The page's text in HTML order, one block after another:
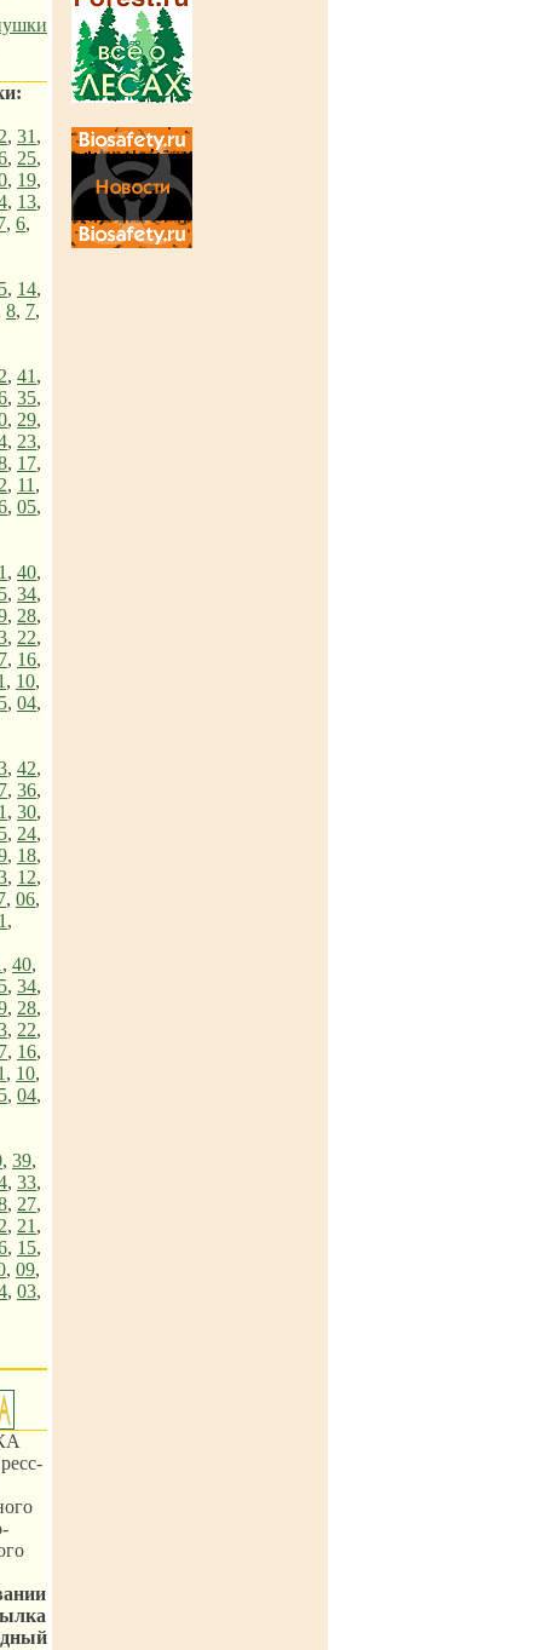
, 31 ,
, 25,
, 19,
, 13,
, 6,
, 14,
8, 7,
, 41 ,
, 35,
, 29,
, 23,
, 17,
, 11 ,
, 05,
, 40,
, 34,
, 28,
, 22,
, 16,
, 10,
, 04,
, 42,
, 36,
, 30,
, 24,
, 18,
, 12,
, 06,
,
, 40,
, 34,
, 28,
, 22,
, 16,
, 10,
, 04,
, 39,
, 33,
, 27,
, 21 ,
, 15,
, 09,
, 03,